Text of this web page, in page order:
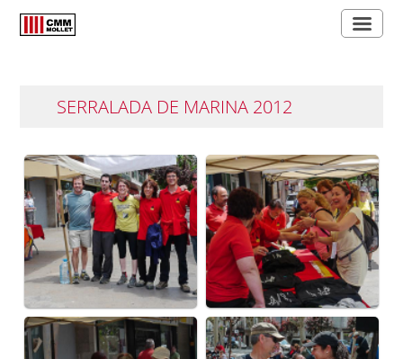
SERRALADA DE MARINA 2012